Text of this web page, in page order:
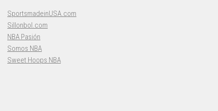
SportsmadeinUSA.com
Sillonbol.com
NBA Pasión
Somos NBA
Sweet Hoops NBA